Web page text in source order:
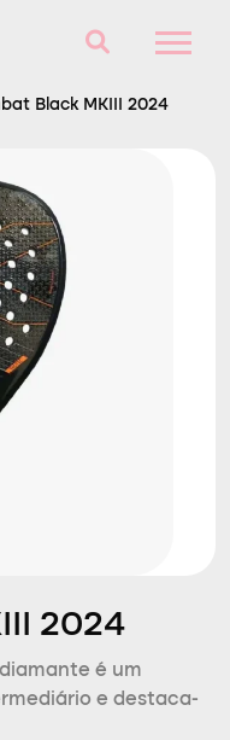
Black MKIII 2024
2024
é um
e destaca-